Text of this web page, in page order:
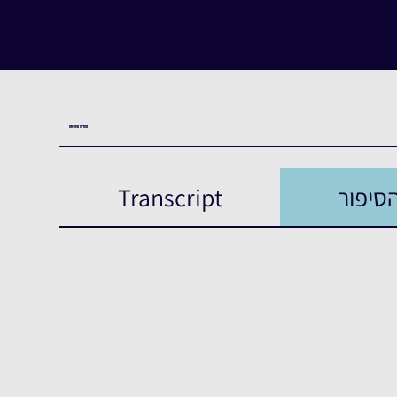
העדות המלאה
Transcript